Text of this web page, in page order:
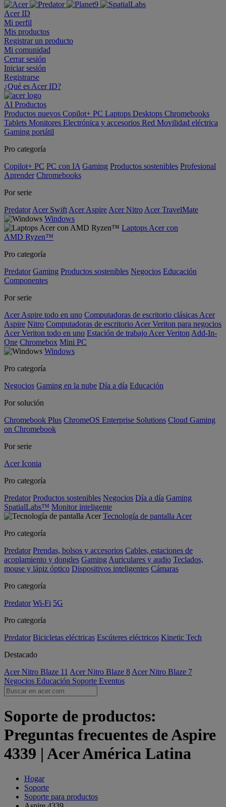
Acer ID
Mi perfil
Mis productos
Registrar un producto
Mi comunidad
Cerrar sesión
Iniciar sesión
Registrarse
¿Qué es Acer ID?
AI Productos
Productos nuevos Copilot+ PC Laptops Desktops Chromebooks
Tablets Monitores Electrónica y accesorios Red Movilidad eléctrica
Gaming portátil
Pro categoría
Copilot+ PC PC con IA Gaming Productos sostenibles Profesional
Aprender Chromebooks
Por serie
Predator Acer Swift Acer Aspire Acer Nitro Acer TravelMate
Windows
Laptops Acer con
AMD Ryzen™
Pro categoría
Predator Gaming Productos sostenibles Negocios Educación
Componentes
Por serie
Acer Aspire todo en uno Computadoras de escritorio clásicas Acer
Aspire Nitro Computadoras de escritorio Acer Veriton para negocios
Acer Veriton todo en uno Estación de trabajo Acer Veriton Add-In-
One Chromebox Mini PC
Windows
Pro categoría
Negocios Gaming en la nube Día a día Educación
Por solución
Chromebook Plus ChromeOS Enterprise Solutions Cloud Gaming
on Chromebook
Por serie
Acer Iconia
Pro categoría
Predator Productos sostenibles Negocios Día a día Gaming
SpatialLabs™ Monitor inteligente
Tecnología de pantalla Acer
Pro categoría
Predator Prendas, bolsos y accesorios Cables, estaciones de
acoplamiento y dongles Gaming Auriculares y audio Teclados,
mouse y lápiz óptico Dispositivos inteligentes Cámaras
Pro categoría
Predator Wi-Fi 5G
Pro categoría
Predator Bicicletas eléctricas Escúteres eléctricos Kinetic Tech
Destacado
Acer Nitro Blaze 11 Acer Nitro Blaze 8 Acer Nitro Blaze 7
Negocios Educación Soporte Eventos
Soporte de productos:
Preguntas frecuentes de Aspire
4339 | Acer América Latina
Hogar
Soporte
Soporte para productos